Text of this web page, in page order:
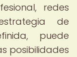
redes
de
puede
posibilidades